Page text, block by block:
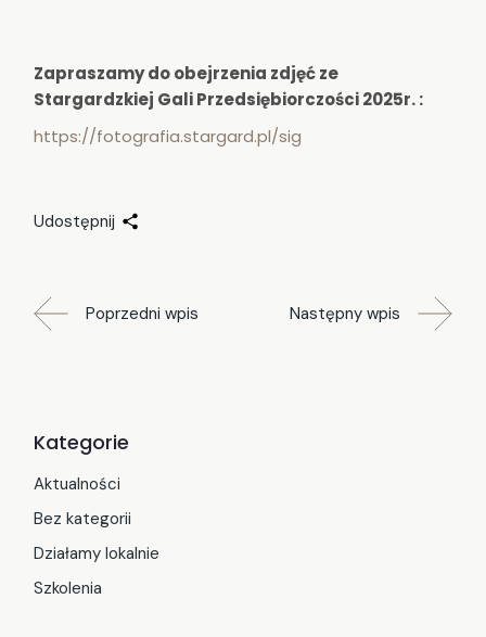
Zapraszamy do obejrzenia zdjęć ze
Stargardzkiej Gali Przedsiębiorczości 2025r. :
https://fotografia.stargard.pl/sig
Udostępnij
Poprzedni wpis Następny wpis
Kategorie
Aktualności
Bez kategorii
Działamy lokalnie
Szkolenia